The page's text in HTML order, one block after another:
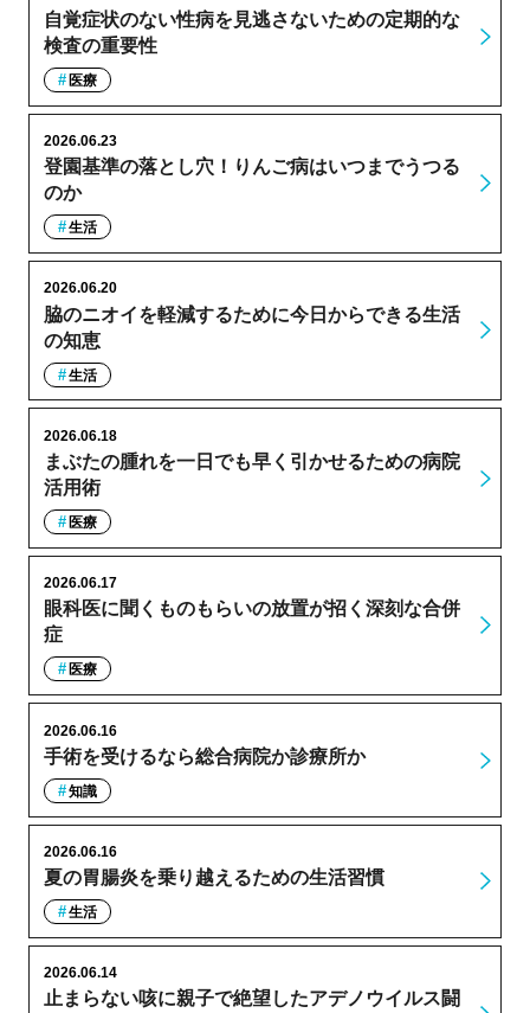
自覚症状のない性病を見逃さないための定期的な
検査の重要性
医療
登園基準の落とし穴！りんご病はいつまでうつる
のか
2026.06.23
生活
脇のニオイを軽減するために今日からできる生活
の知恵
2026.06.20
生活
まぶたの腫れを一日でも早く引かせるための病院
活用術
2026.06.18
医療
眼科医に聞くものもらいの放置が招く深刻な合併
症
2026.06.17
医療
手術を受けるなら総合病院か診療所か
2026.06.16
知識
夏の胃腸炎を乗り越えるための生活習慣
2026.06.16
生活
止まらない咳に親子で絶望したアデノウイルス闘
2026.06.14